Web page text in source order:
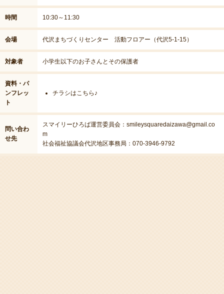
時間 10:30～11:30
会場 代沢まちづくりセンター 活動フロアー（代沢5-1-15）
対象者 小学生以下のお子さんとその保護者
資料・パ
ンフレッ
ト
チラシはこちら♪
問い合わ
せ先
スマイリーひろば運営委員会： smileysquaredaizawa@gmail.co
m
社会福祉協議会代沢地区事務局：070-3946-9792